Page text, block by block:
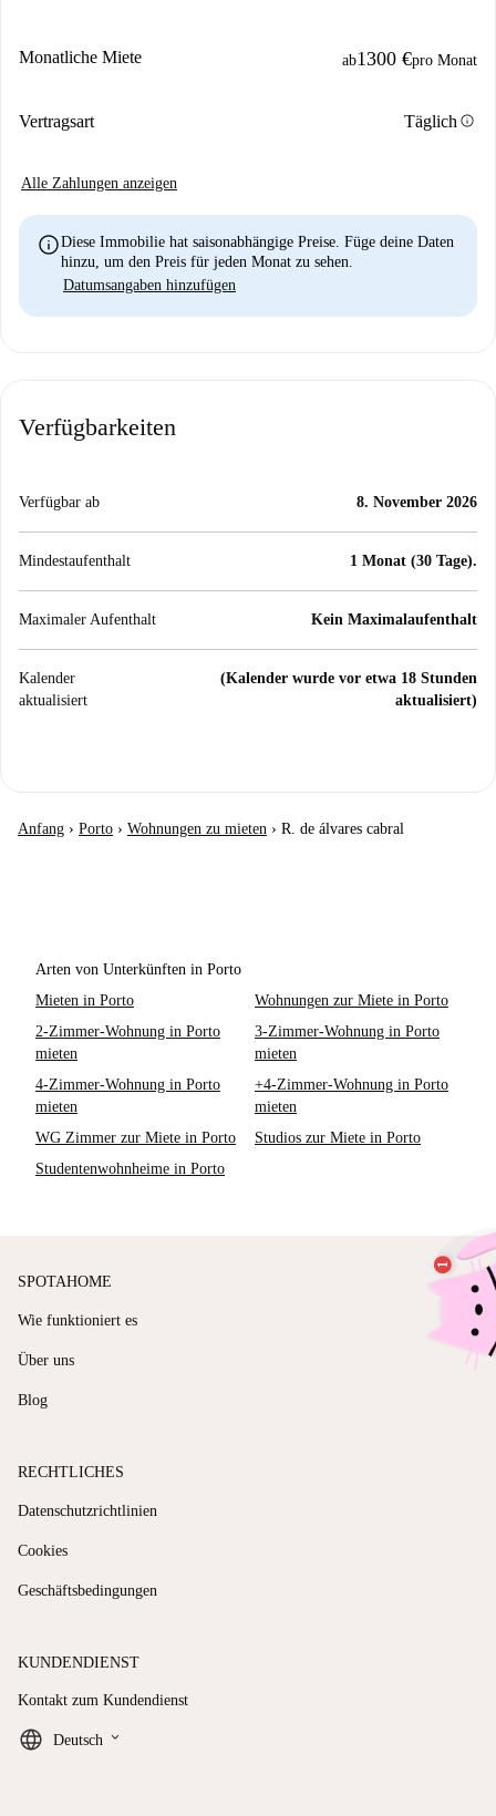
Monatliche Miete ab1300 €pro Monat
Vertragsart Täglichinfo
Alle Zahlungen anzeigen
infoDiese Immobilie hat saisonabhängige Preise. Füge deine Daten
hinzu, um den Preis für jeden Monat zu sehen.
Datumsangaben hinzufügen
Verfügbarkeiten
Verfügbar ab 8. November 2026
Mindestaufenthalt 1 Monat (30 Tage).
Maximaler Aufenthalt Kein Maximalaufenthalt
Kalender
aktualisiert
(Kalender wurde vor etwa 18 Stunden
aktualisiert)
Anfang › Porto › Wohnungen zu mieten › R. de álvares cabral
Arten von Unterkünften in Porto
Mieten in Porto
Wohnungen zur Miete in Porto
2-Zimmer-Wohnung in Porto
mieten
3-Zimmer-Wohnung in Porto
mieten
4-Zimmer-Wohnung in Porto
mieten
+4-Zimmer-Wohnung in Porto
mieten
WG Zimmer zur Miete in Porto
Studios zur Miete in Porto
Studentenwohnheime in Porto
SPOTAHOME
Wie funktioniert es
Über uns
Blog
RECHTLICHES
Datenschutzrichtlinien
Cookies
Geschäftsbedingungen
KUNDENDIENST
Kontakt zum Kundendienst
Deutsch keyboard_arrow_down